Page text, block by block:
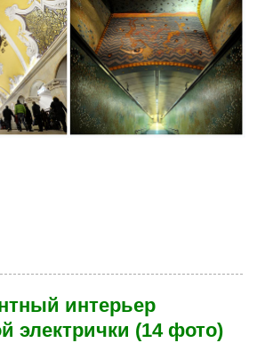
интерьер
электрички (14 фото)